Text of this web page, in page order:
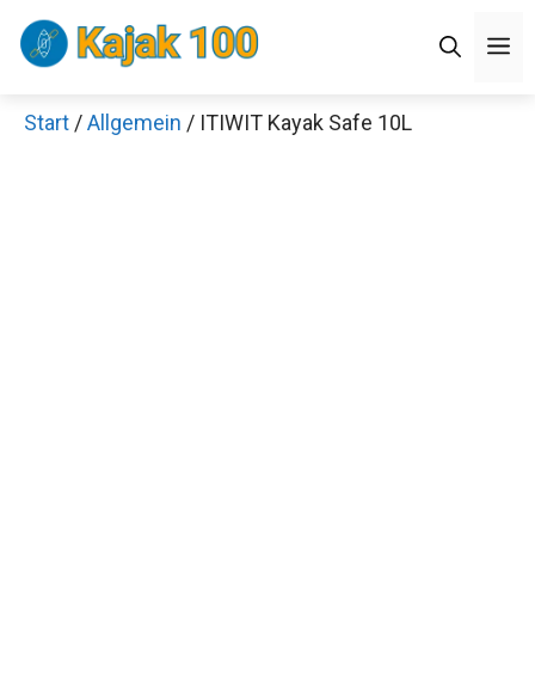
Zum
Inhalt
Start /Allgemein / ITIWIT Kayak Safe 10L